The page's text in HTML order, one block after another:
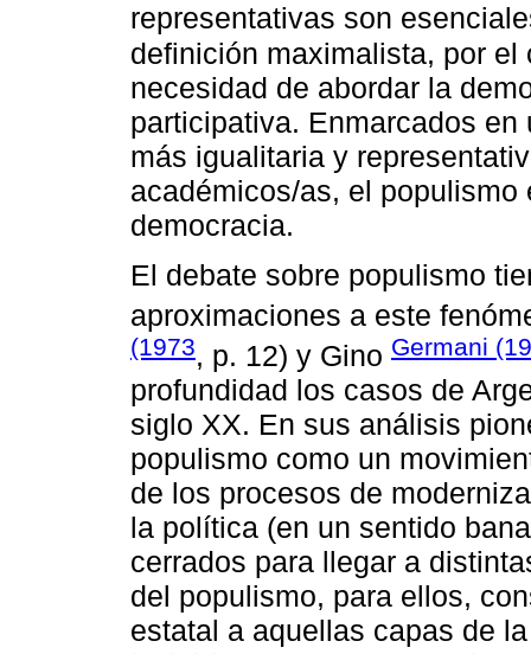
representativas son
definición maximalista, por
necesidad de abordar la
participativa. Enmarcados
más igualitaria y
académicos/as, el
democracia.
El debate sobre populismo
aproximaciones a este
(1973, p. 12) y Gino Germani
profundidad los casos de
siglo XX. En sus análisis
populismo como un
de los procesos de
la política (en un sentido
cerrados para llegar a
del populismo, para ellos,
estatal a aquellas capas de